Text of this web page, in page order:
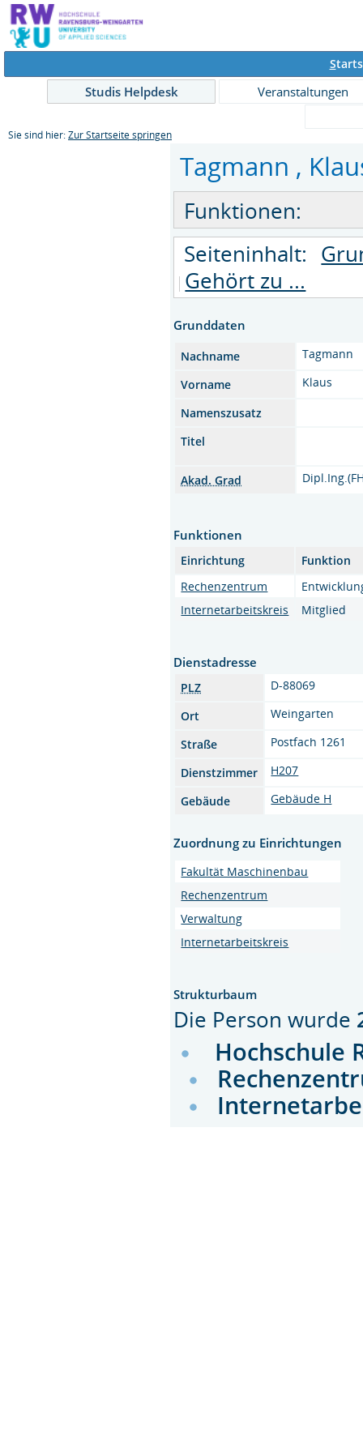
S
Studis Helpdesk
Veranstaltungen
Sie sind hier: Zur Startseite springen
Tagmann ,
Funktionen:
Seiteninhalt:
Gehört zu ...
Grunddaten
Nachname
Tagmann
Vorname
Klaus
Namenszusatz
Titel
Akad. Grad
Funktionen
Einrichtung
Funktion
Rechenzentrum
Internetarbeitskreis
Mitglied
Dienstadresse
PLZ
D-88069
Ort
Weingarten
Straße
Postfach 1261
Dienstzimmer
H207
Gebäude
Gebäude H
Zuordnung zu Einrichtungen
Fakultät Maschinenbau
Rechenzentrum
Verwaltung
Internetarbeitskreis
Strukturbaum
Die Person wurde
Hochschule